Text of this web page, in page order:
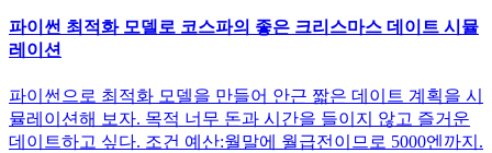
파이썬 최적화 모델로 코스파의 좋은 크리스마스 데이트 시뮬
레이션
파이썬으로 최적화 모델을 만들어 안근 짧은 데이트 계획을 시
뮬레이션해 보자. 목적 너무 돈과 시간을 들이지 않고 즐거운
데이트하고 싶다. 조건 예산:월말에 월급전이므로 5000엔까지.